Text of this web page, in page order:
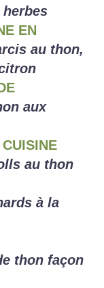
herbes
EN
au thon,
aux
au thon
à la
thon façon